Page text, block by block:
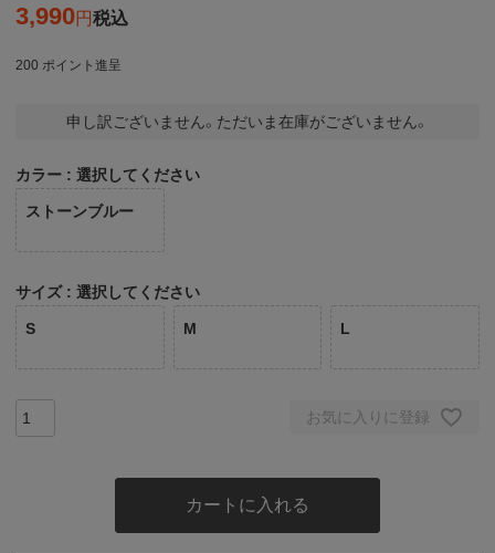
3,990 税込
200 ポイント進呈
申し訳ございません。ただいま在庫がございません。
カラー 選択してください
ストーンブルー
サイズ 選択してください
S M L
お気に入りに登録
カートに入れる